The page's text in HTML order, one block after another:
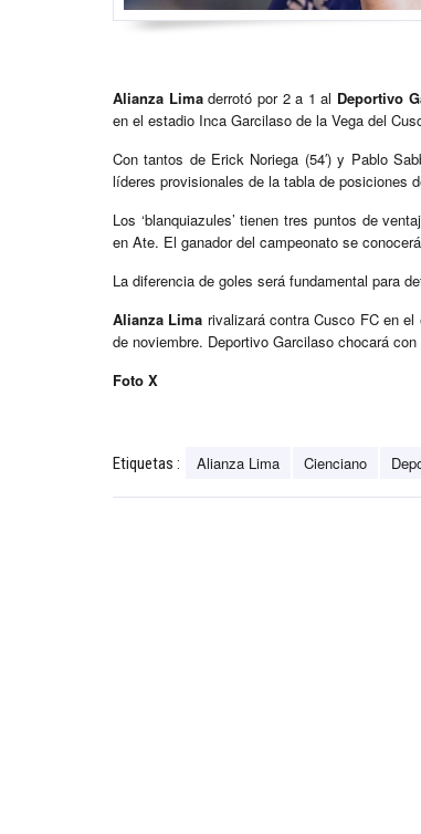
Alianza Limaderrotó por 2 a 1 al Deportivo
en el estadio Inca Garcilaso de la Vega del
Con tantos de Erick Noriega (54′) y Pablo
líderes provisionales de la tabla de posiciones
Los ‘blanquiazules’ tienen tres puntos de
en Ate. El ganador del campeonato se
La diferencia de goles será fundamental para
Alianza Lima rivalizará contra Cusco FC en
de noviembre. Deportivo Garcilaso chocará
Foto X
Etiquetas : Alianza Lima Cienciano